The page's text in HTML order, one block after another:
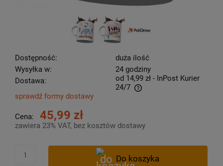
Dostępność:
duża ilość
Wysyłka w:
24 godziny
Dostawa:
od 14,99 zł - InPost Kurier
24/7
Cena nie zawiera ewentualnych kosztów płatności
sprawdź formy dostawy
Cena: 45,99 zł
zawiera 23% VAT, bez kosztów dostawy